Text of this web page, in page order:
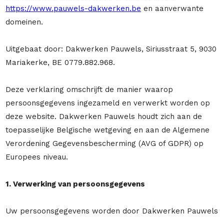
https://www.pauwels-dakwerken.be en aanverwante
domeinen.
Uitgebaat door: Dakwerken Pauwels, Siriusstraat 5, 9030
Mariakerke, BE 0779.882.968.
Deze verklaring omschrijft de manier waarop
persoonsgegevens ingezameld en verwerkt worden op
deze website. Dakwerken Pauwels houdt zich aan de
toepasselijke Belgische wetgeving en aan de Algemene
Verordening Gegevensbescherming (AVG of GDPR) op
Europees niveau.
1. Verwerking van persoonsgegevens
Uw persoonsgegevens worden door Dakwerken Pauwels